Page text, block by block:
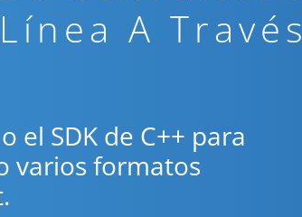
A Través
el SDK de C++ para
varios formatos